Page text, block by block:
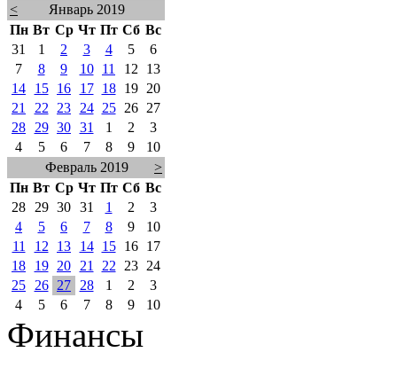
<
Январь 2019
Пн Вт Ср Чт Пт Сб Вс
31
1 2 3 4 5
6
7
8 9 10 11 12
13
14
15 16 17 18 19
20
21
22 23 24 25 26
27
28
29 30 31 1 2
3
4
5 6 7 8 9
10
Февраль 2019
>
Пн Вт Ср Чт Пт Сб Вс
28
29 30 31 1 2
3
4
5 6 7 8 9
10
11
12 13 14 15 16
17
18
19 20 21 22 23
24
25
26 27 28 1 2
3
4
5 6 7 8 9 10
Финансы